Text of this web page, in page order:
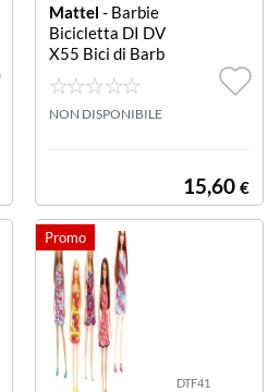
Mattel - Barbie
Bicicletta DI DV
X55 Bici di Barb
ie
NON DISPONIBILE
15,60 €
DTF41